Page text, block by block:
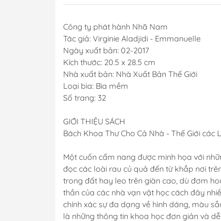
Công ty phát hành Nhã Nam
Tác giả: Virginie Aladjidi - Emmanuelle
Ngày xuất bản: 02-2017
Kích thước: 20.5 x 28.5 cm
Nhà xuất bản: Nhà Xuất Bản Thế Giới
Loại bìa: Bìa mềm
Số trang: 32
GIỚI THIỆU SÁCH
Bách Khoa Thư Cho Cả Nhà - Thế Giới các
Một cuốn cẩm nang được minh họa với
đọc các loài rau củ quả đến từ khắp nơi
trong đất hay leo trên giàn cao, dù đơm
thần của các nhà vạn vật học cách đây
chính xác sự đa dạng về hình dáng, màu
là những thông tin khoa học đơn giản và dễ